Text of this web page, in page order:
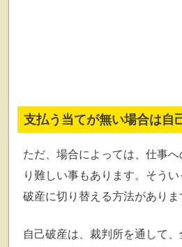
支払う当てが無い場合は自
ただ、場合によっては、仕事
り難しい事もあります。そう
破産に切り替える方法がありま
自己破産は、裁判所を通して